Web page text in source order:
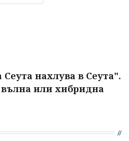
нахлува в Сеута".
или хибридна